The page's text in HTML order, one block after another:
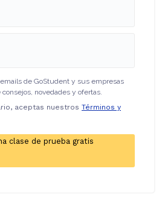
de GoStudent y sus empresas
consejos, novedades y ofertas.
aceptas nuestros Términos y